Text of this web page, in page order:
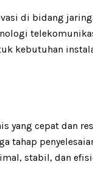
di bidang
kebutuhan
yang cepat dan
tahap
stabil, dan